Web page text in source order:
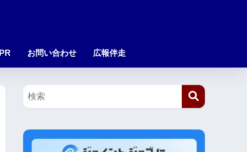
PR お問い合わせ 広報伴走